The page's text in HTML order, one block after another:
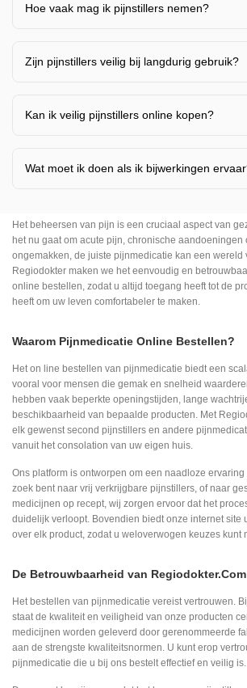
Hoe vaak mag ik pijnstillers nemen?
Zijn pijnstillers veilig bij langdurig gebruik?
Kan ik veilig pijnstillers online kopen?
Wat moet ik doen als ik bijwerkingen
Het beheersen van pijn is een cruciaal aspect van
het nu gaat om acute pijn, chronische aandoeningen
ongemakken, de juiste pijnmedicatie kan een wereld
Regiodokter maken we het eenvoudig en
online bestellen, zodat u altijd toegang heeft tot de
heeft om uw leven comfortabeler te maken.
Waarom Pijnmedicatie Online Bestellen?
Het on line bestellen van pijnmedicatie biedt een
vooral voor mensen die gemak en snelheid
hebben vaak beperkte openingstijden, lange
beschikbaarheid van bepaalde producten. Met
elk gewenst second pijnstillers en andere
vanuit het consolation van uw eigen huis.
Ons platform is ontworpen om een naadloze ervaring
zoek bent naar vrij verkrijgbare pijnstillers, of naar
medicijnen op recept, wij zorgen ervoor dat het
duidelijk verloopt. Bovendien biedt onze internet site
over elk product, zodat u weloverwogen keuzes kunt
De Betrouwbaarheid van Regiodokter.Com
Het bestellen van pijnmedicatie vereist vertrouwen.
staat de kwaliteit en veiligheid van onze producten
medicijnen worden geleverd door gerenommeerde
aan de strengste kwaliteitsnormen. U kunt erop
pijnmedicatie die u bij ons bestelt effectief en veilig is.